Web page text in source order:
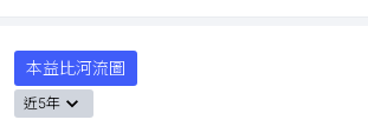
本益比河流圖
近5年